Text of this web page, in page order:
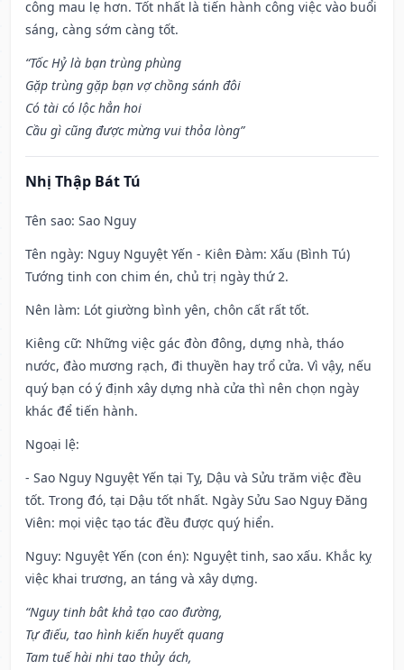
công mau lẹ hơn. Tốt nhất là tiến hành công việc vào buổi
sáng, càng sớm càng tốt.
“Tốc Hỷ là bạn trùng phùng
Gặp trùng gặp bạn vợ chồng sánh đôi
Có tài có lộc hẳn hoi
Cầu gì cũng được mừng vui thỏa lòng”
Nhị Thập Bát Tú
Tên sao: Sao Nguy
Tên ngày: Nguy Nguyệt Yến - Kiên Đàm: Xấu (Bình Tú)
Tướng tinh con chim én, chủ trị ngày thứ 2.
Nên làm: Lót giường bình yên, chôn cất rất tốt.
Kiêng cữ: Những việc gác đòn đông, dựng nhà, tháo
nước, đào mương rạch, đi thuyền hay trổ cửa. Vì vậy, nếu
quý bạn có ý định xây dựng nhà cửa thì nên chọn ngày
khác để tiến hành.
Ngoại lệ:
- Sao Nguy Nguyệt Yến tại Tỵ, Dậu và Sửu trăm việc đều
tốt. Trong đó, tại Dậu tốt nhất. Ngày Sửu Sao Nguy Đăng
Viên: mọi việc tạo tác đều được quý hiển.
Nguy: Nguyệt Yến (con én): Nguyệt tinh, sao xấu. Khắc kỵ
việc khai trương, an táng và xây dựng.
“Nguy tinh bât khả tạo cao đường,
Tự điếu, tao hình kiến huyết quang
Tam tuế hài nhi tao thủy ách,